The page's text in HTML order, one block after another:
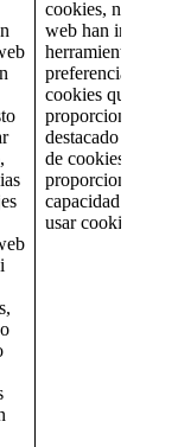
cookies, nuestros
web han
herramientas de
preferencias
cookies que
proporcionan un
destacado sobre
de cookies en el
proporcionan la
capacidad para
usar cookies.